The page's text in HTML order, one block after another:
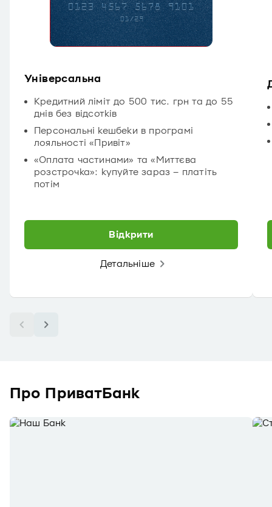
Універсальна
Кредитний ліміт до 500 тис. грн та до 55
днів без відсотків
Персональні кешбеки в програмі
лояльності «Привіт»
«Оплата частинами» та «Миттєва
розстрочка»: купуйте зараз – платіть
потім
Відкрити
Детальніше
Про ПриватБанк